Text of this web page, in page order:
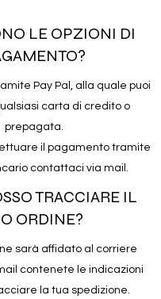
LE OPZIONI DI
Pay Pal, alla quale puoi
carta di credito o
prepagata.
il pagamento tramite
contattaci via mail.
TRACCIARE IL
ORDINE?
sarà affidato al corriere
contenete le indicazioni
la tua spedizione.